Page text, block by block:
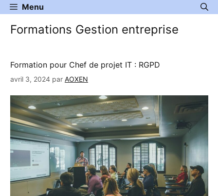
Aller
au
contenu
Menu
Formations Gestion entreprise
Formation pour Chef de projet IT : RGPD
avril 3, 2024 par AOXEN